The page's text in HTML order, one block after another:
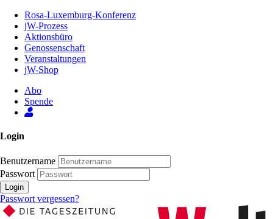
Inhalt
Seite
Rosa-Luxemburg-Konferenz
jW-Prozess
Aktionsbüro
Genossenschaft
Veranstaltungen
jW-Shop
Abo
Spende
Login
Benutzername
Passwort
Login
Passwort vergessen?